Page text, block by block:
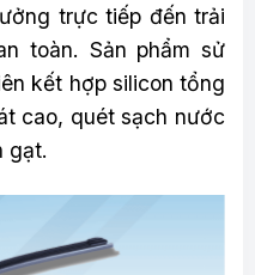
trực tiếp đến trải
toàn. Sản phẩm sử
kết hợp silicon tổng
cao, quét sạch nước
gạt.